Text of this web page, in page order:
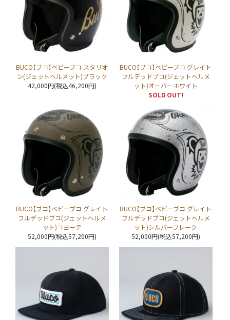
BUCO【ブコ】ベビーブコ スタリオ
ン(ジェットヘルメット)ブラック
42,000円(税込46,200円)
BUCO【ブコ】ベビーブコ グレイト
フルデッドブコ(ジェットヘルメ
ット)オーバーホワイト
SOLD OUT!
BUCO【ブコ】ベビーブコ グレイト
フルデッドブコ(ジェットヘルメ
ット)コヨーテ
52,000円(税込57,200円)
BUCO【ブコ】ベビーブコ グレイト
フルデッドブコ(ジェットヘルメ
ット)シルバーフレーク
52,000円(税込57,200円)